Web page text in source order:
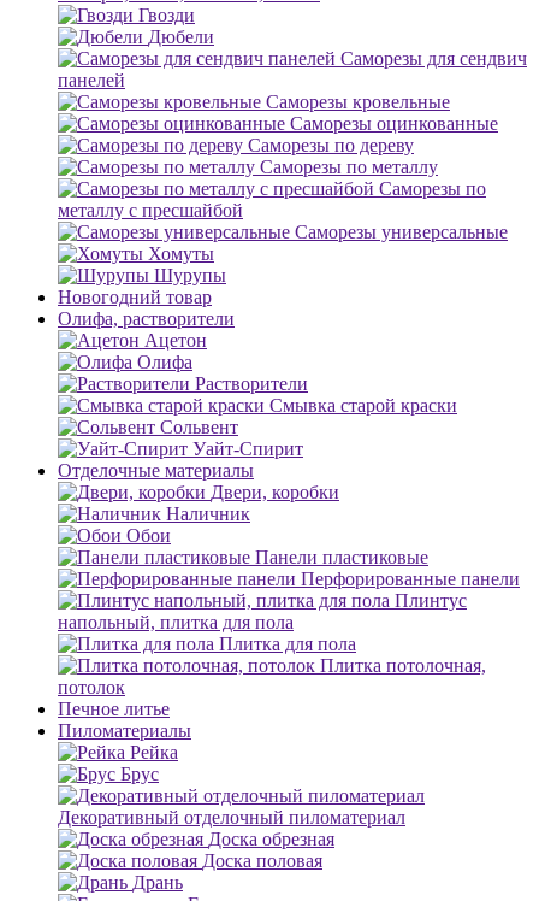
Гвозди
Дюбели
Саморезы для сендвич
панелей
Саморезы кровельные
Саморезы оцинкованные
Саморезы по дереву
Саморезы по металлу
Саморезы по
металлу с пресшайбой
Саморезы универсальные
Хомуты
Шурупы
Новогодний товар
Олифа, растворители
Ацетон
Олифа
Растворители
Смывка старой краски
Сольвент
Уайт-Спирит
Отделочные материалы
Двери, коробки
Наличник
Обои
Панели пластиковые
Перфорированные панели
Плинтус
напольный, плитка для пола
Плитка для пола
Плитка потолочная,
потолок
Печное литье
Пиломатериалы
Рейка
Брус
Декоративный отделочный пиломатериал
Доска обрезная
Доска половая
Дрань